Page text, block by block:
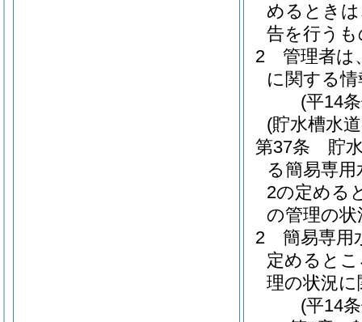
めるとき
告を行う
2
管理者は
に関する
(平14
(貯水槽水
第37条
貯
る簡易専
2の定める
の管理の
2
簡易専用
定めると
理の状況
(平14